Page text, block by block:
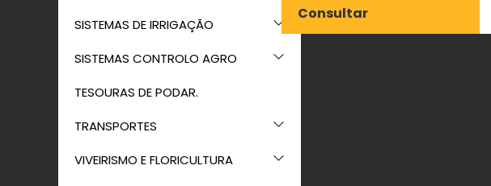
SISTEMAS DE IRRIGAÇÃO
SISTEMAS CONTROLO AGRO
TESOURAS DE PODAR.
TRANSPORTES
VIVEIRISMO E FLORICULTURA
Consultar